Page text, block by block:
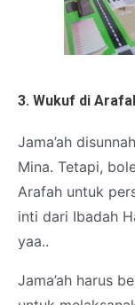
3. Wukuf di
Jama’ah
Mina. Tetapi,
Arafah untuk
inti dari Ibadah
yaa..
Jama’ah harus